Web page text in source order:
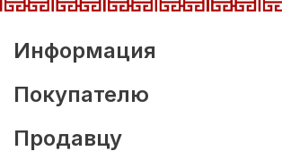
Информация
Покупателю
Продавцу